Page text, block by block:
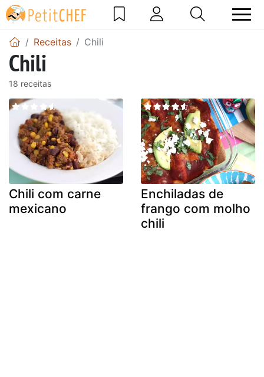
Receitas Chili
Chili
18 receitas
Chili com carne
mexicano
Enchiladas de
frango com molho
chili